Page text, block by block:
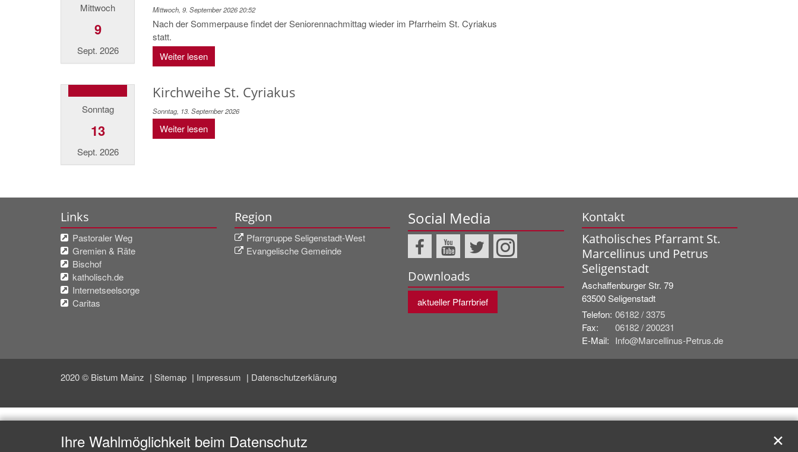
Mittwoch
9
Sept. 2026
Mittwoch, 9. September 2026 20:52
Nach der Sommerpause findet der Seniorennachmittag wieder im Pfarrheim St. Cyriakus
statt.
Weiter lesen
Sonntag
13
Sept. 2026
Kirchweihe St. Cyriakus
Sonntag, 13. September 2026
Weiter lesen
Links
Pastoraler Weg
Gremien & Räte
Bischof
katholisch.de
Internetseelsorge
Caritas
Region
Pfarrgruppe Seligenstadt-West
Evangelische Gemeinde
Social Media
Downloads
aktueller Pfarrbrief
Kontakt
Katholisches Pfarramt St.
Marcellinus und Petrus
Seligenstadt
Aschaffenburger Str. 79
63500Seligenstadt
Telefon: 06182 / 3375
Fax:
06182 / 200231
E-Mail: Info@Marcellinus-Petrus.de
2020 © Bistum Mainz Sitemap Impressum Datenschutzerklärung
Ihre Wahlmöglichkeit beim Datenschutz ✕